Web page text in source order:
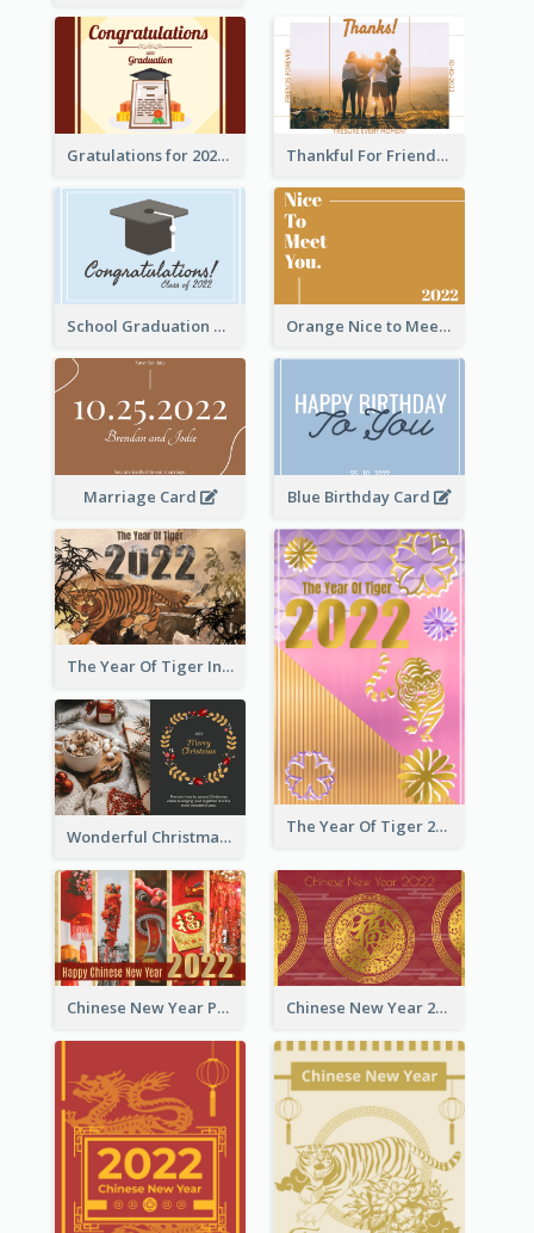
Gratulations for 2020 Graduation Greeting Card Thankful For Friendship Greeting Card
School Graduation Celebration Card Orange Nice to Meet You Greeting Card
Marriage Card Blue Birthday Card
The Year Of Tiger Ink Illustration New Year Greeting Card
The Year Of Tiger 2022 Golden Greeting Card
Wonderful Christmas Greeting Card
Chinese New Year Photo Greeting Card Chinese New Year 2022 Golden Greeting Card